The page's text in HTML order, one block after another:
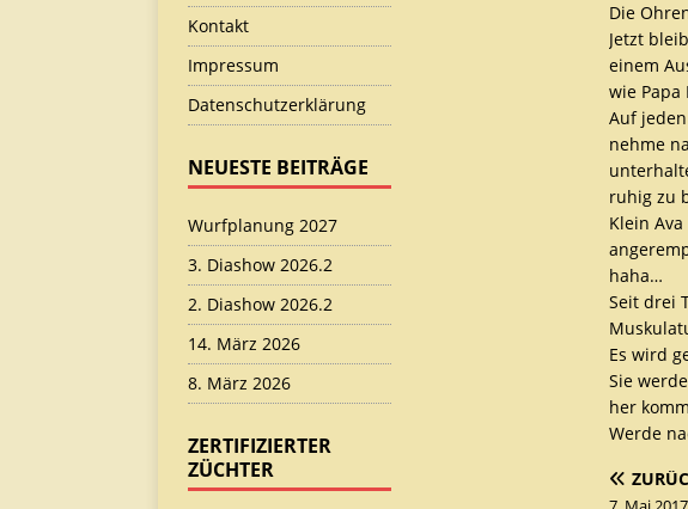
Die
Jetzt
einem
wie Papa
Auf
nehme
ruhig zu
Klein
haha…
Seit drei
Es wird
Sie
her
Werde
Kontakt
Impressum
Datenschutzerklärung
NEUESTE BEITRÄGE
Wurfplanung 2027
3. Diashow 2026.2
2. Diashow 2026.2
14. März 2026
8. März 2026
ZERTIFIZIERTER
ZÜCHTER